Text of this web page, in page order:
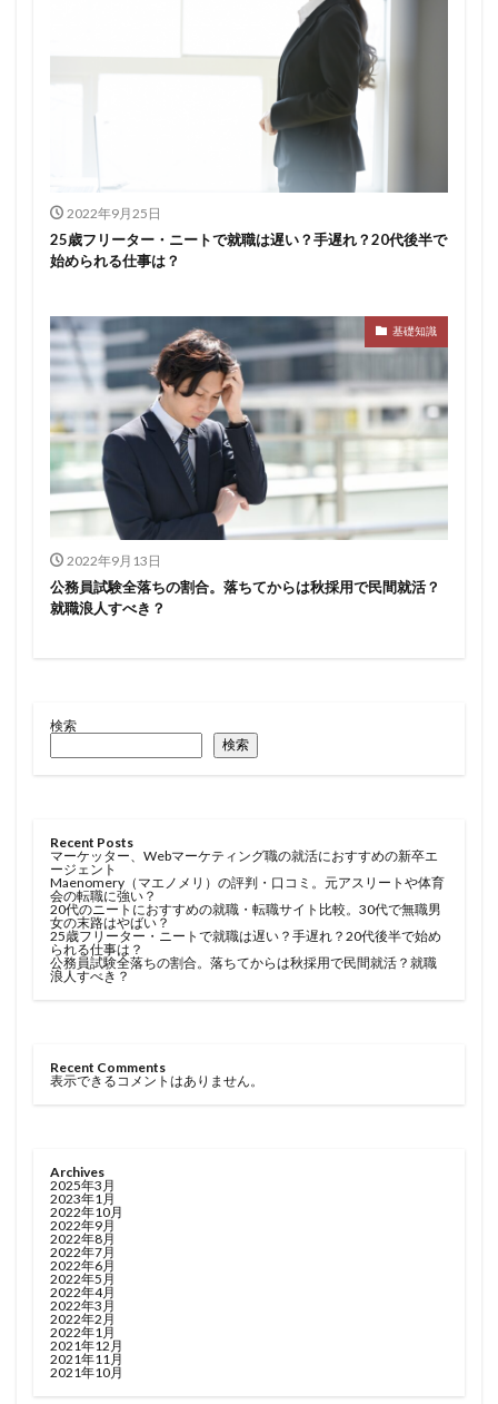
2022年9月25日
25歳フリーター・ニートで就職は遅い？手遅れ？20代後半で
始められる仕事は？
基礎知識
2022年9月13日
公務員試験全落ちの割合。落ちてからは秋採用で民間就活？
就職浪人すべき？
検索
検索
Recent Posts
マーケッター、Webマーケティング職の就活におすすめの新卒エ
ージェント
Maenomery（マエノメリ）の評判・口コミ。元アスリートや体育
会の転職に強い？
20代のニートにおすすめの就職・転職サイト比較。30代で無職男
女の末路はやばい？
25歳フリーター・ニートで就職は遅い？手遅れ？20代後半で始め
られる仕事は？
公務員試験全落ちの割合。落ちてからは秋採用で民間就活？就職
浪人すべき？
Recent Comments
表示できるコメントはありません。
Archives
2025年3月
2023年1月
2022年10月
2022年9月
2022年8月
2022年7月
2022年6月
2022年5月
2022年4月
2022年3月
2022年2月
2022年1月
2021年12月
2021年11月
2021年10月